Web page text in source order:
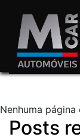
Nenhuma página
Posts